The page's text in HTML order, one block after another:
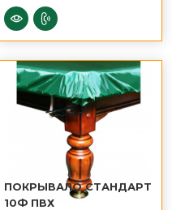
ПОКРЫВАЛО СТАНДАРТ
10Ф ПВХ